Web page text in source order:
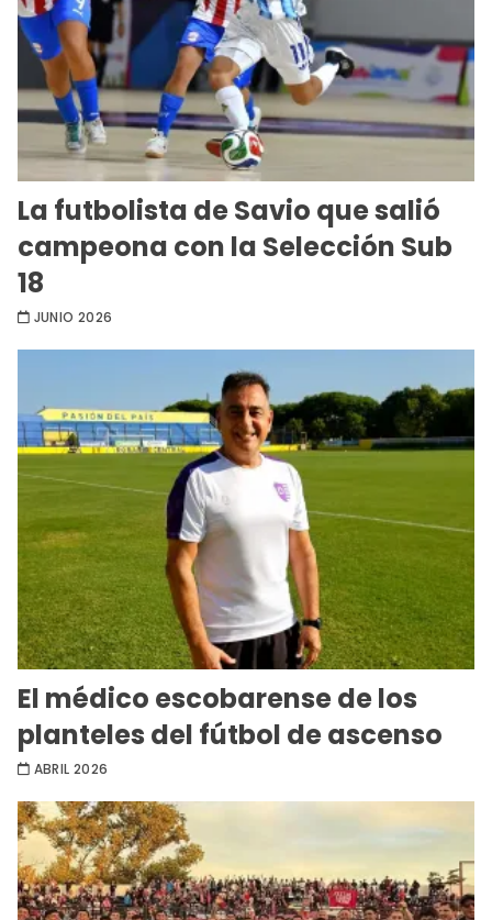
La futbolista de Savio que salió
campeona con la Selección Sub
18
JUNIO 2026
El médico escobarense de los
planteles del fútbol de ascenso
ABRIL 2026